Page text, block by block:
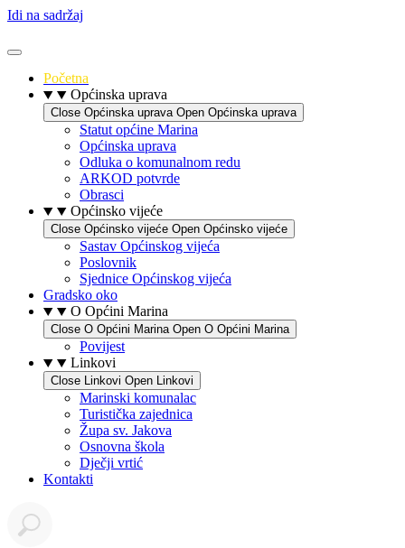
Idi na sadržaj
Početna
Općinska uprava
Close Općinska uprava Open Općinska uprava
Statut općine Marina
Općinska uprava
Odluka o komunalnom redu
ARKOD potvrde
Obrasci
Općinsko vijeće
Close Općinsko vijeće Open Općinsko vijeće
Sastav Općinskog vijeća
Poslovnik
Sjednice Općinskog vijeća
Gradsko oko
O Općini Marina
Close O Općini Marina Open O Općini Marina
Povijest
Linkovi
Close Linkovi Open Linkovi
Marinski komunalac
Turistička zajednica
Župa sv. Jakova
Osnovna škola
Dječji vrtić
Kontakti